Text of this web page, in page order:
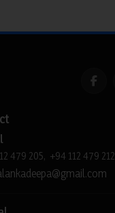
479 205, +94 112 479 212